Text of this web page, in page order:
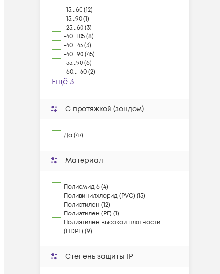
-15...60 (12)
-15...90 (1)
-25...60 (3)
-40...105 (8)
-40...45 (3)
-40...90 (45)
-55...90 (6)
-60...-60 (2)
Ещё 3
С протяжкой (зондом)
Да (47)
Материал
Полиамид 6 (4)
Поливинилхлорид (PVC) (15)
Полиэтилен (12)
Полиэтилен (PE) (1)
Полиэтилен высокой плотности
(HDPE) (9)
Степень защиты IP